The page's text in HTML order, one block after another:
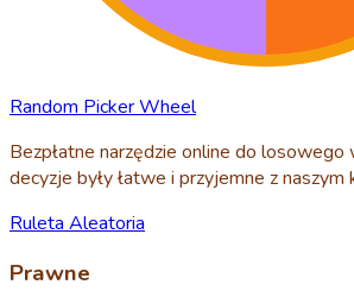
Random Picker Wheel
Bezpłatne narzędzie online do losowego
decyzje były łatwe i przyjemne z naszym
Ruleta Aleatoria
Prawne